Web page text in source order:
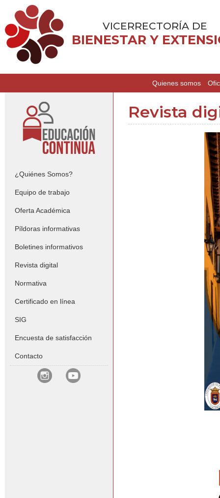
VICERRECTORÍA DE
BIENESTAR Y
Quienes somos
¿Quiénes Somos?
Equipo de trabajo
Oferta Académica
Píldoras informativas
Boletines informativos
Revista digital
Normativa
Certificado en línea
SIG
Encuesta de satisfacción
Contacto
Revista